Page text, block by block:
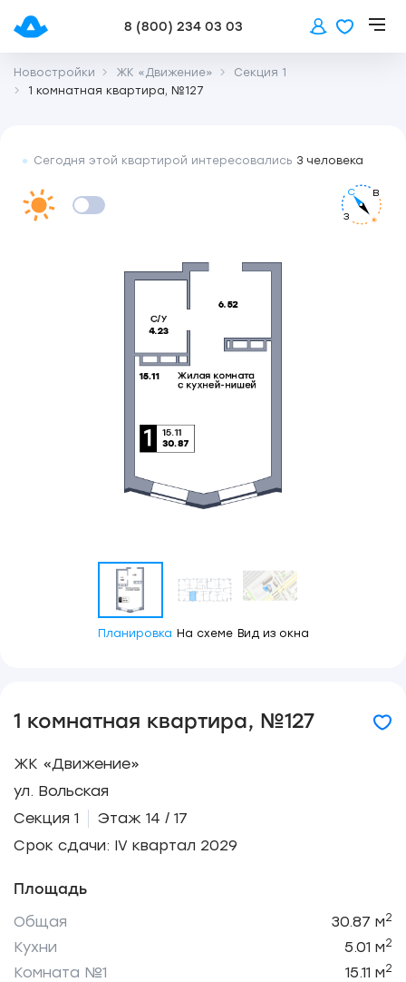
8 (800) 234 03 03
Новостройки ЖК «Движение»
Секция 1
1 комнатная квартира, №127
Сегодня этой квартирой интересовались 3 человека
С В
З
Планировка На схеме Вид из окна
1 комнатная квартира, №127
ЖК «Движение»
ул. Вольская
Секция 1
Этаж 14 / 17
Срок сдачи: IV квартал 2029
Площадь
Общая
30.87 м2
Кухни 5.01 м2
Комната №1 15.11 м2